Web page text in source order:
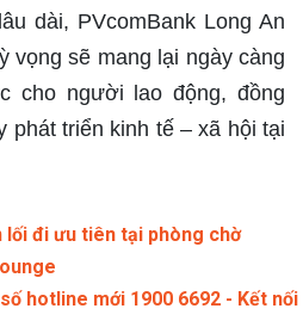
dài, PVcomBank Long An
vọng sẽ mang lại ngày càng
cho người lao động, đồng
phát triển kinh tế – xã hội tại
lối đi ưu tiên tại phòng chờ
hotline mới 1900 6692 - Kết nối